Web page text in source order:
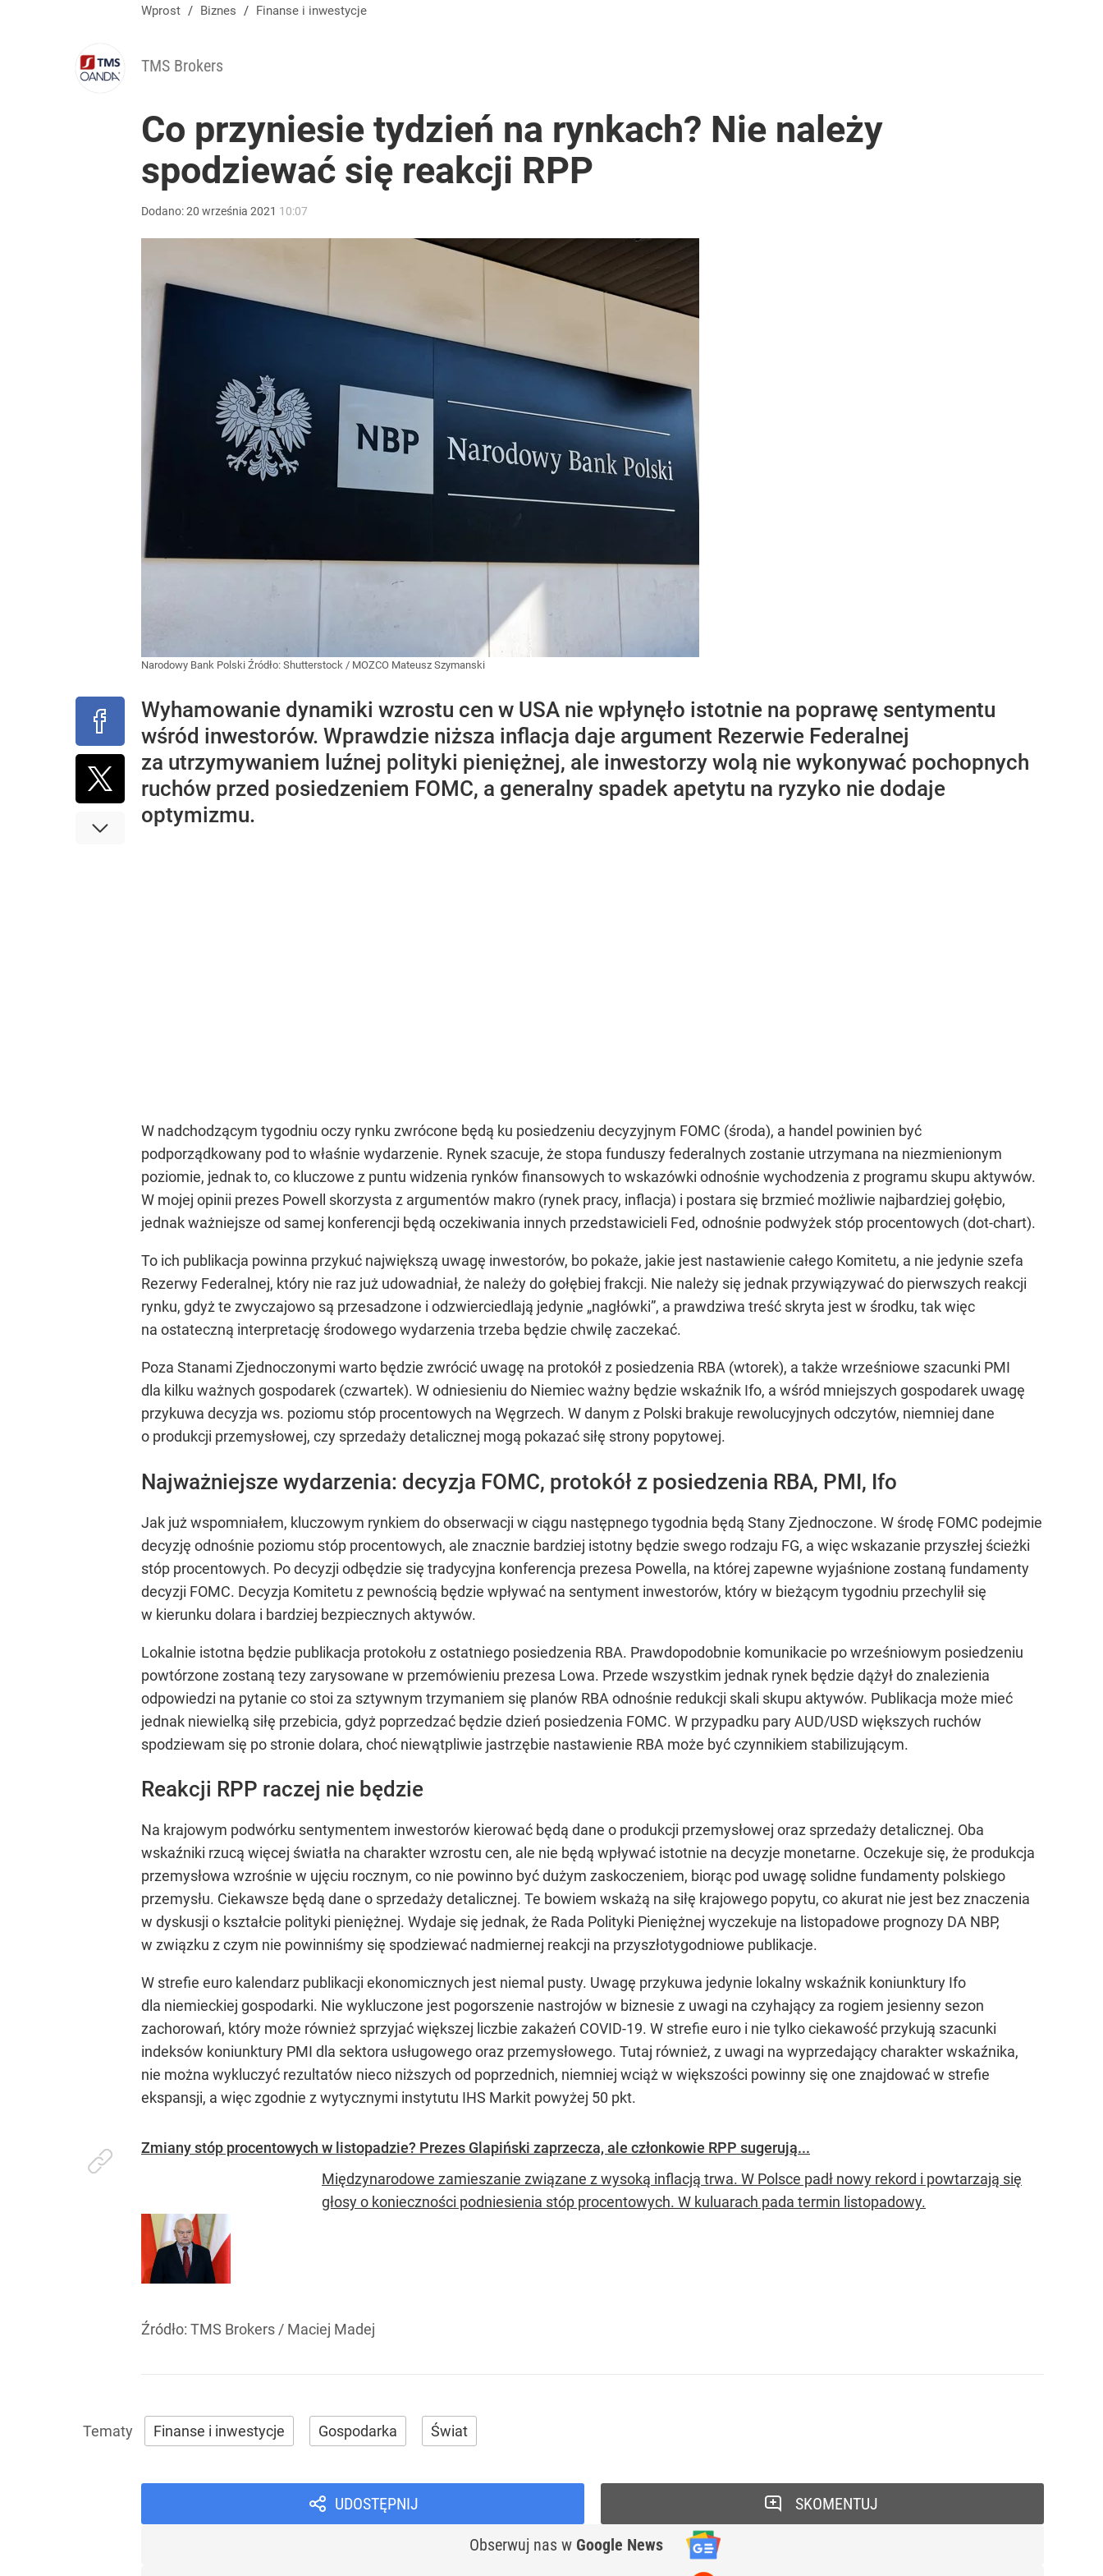
Wprost / Biznes / Finanse i inwestycje
TMS Brokers
Co przyniesie tydzień na rynkach? Nie należy
spodziewać się reakcji RPP
Dodano:20 września 2021 10:07
Narodowy Bank Polski Źródło: Shutterstock / MOZCO Mateusz Szymanski
Wyhamowanie dynamiki wzrostu cen w USA nie wpłynęło istotnie na poprawę sentymentu
wśród inwestorów. Wprawdzie niższa inflacja daje argument Rezerwie Federalnej
za utrzymywaniem luźnej polityki pieniężnej, ale inwestorzy wolą nie wykonywać pochopnych
ruchów przed posiedzeniem FOMC, a generalny spadek apetytu na ryzyko nie dodaje
optymizmu.
W nadchodzącym tygodniu oczy rynku zwrócone będą ku posiedzeniu decyzyjnym FOMC (środa), a handel powinien być
podporządkowany pod to właśnie wydarzenie. Rynek szacuje, że stopa funduszy federalnych zostanie utrzymana na niezmienionym
poziomie, jednak to, co kluczowe z puntu widzenia rynków finansowych to wskazówki odnośnie wychodzenia z programu skupu aktywów.
W mojej opinii prezes Powell skorzysta z argumentów makro (rynek pracy, inflacja) i postara się brzmieć możliwie najbardziej gołębio,
jednak ważniejsze od samej konferencji będą oczekiwania innych przedstawicieli Fed, odnośnie podwyżek stóp procentowych (dot-chart).
To ich publikacja powinna przykuć największą uwagę inwestorów, bo pokaże, jakie jest nastawienie całego Komitetu, a nie jedynie szefa
Rezerwy Federalnej, który nie raz już udowadniał, że należy do gołębiej frakcji. Nie należy się jednak przywiązywać do pierwszych reakcji
rynku, gdyż te zwyczajowo są przesadzone i odzwierciedlają jedynie „nagłówki”, a prawdziwa treść skryta jest w środku, tak więc
na ostateczną interpretację środowego wydarzenia trzeba będzie chwilę zaczekać.
Poza Stanami Zjednoczonymi warto będzie zwrócić uwagę na protokół z posiedzenia RBA (wtorek), a także wrześniowe szacunki PMI
dla kilku ważnych gospodarek (czwartek). W odniesieniu do Niemiec ważny będzie wskaźnik Ifo, a wśród mniejszych gospodarek uwagę
przykuwa decyzja ws. poziomu stóp procentowych na Węgrzech. W danym z Polski brakuje rewolucyjnych odczytów, niemniej dane
o produkcji przemysłowej, czy sprzedaży detalicznej mogą pokazać siłę strony popytowej.
Najważniejsze wydarzenia: decyzja FOMC, protokół z posiedzenia RBA, PMI, Ifo
Jak już wspomniałem, kluczowym rynkiem do obserwacji w ciągu następnego tygodnia będą Stany Zjednoczone. W środę FOMC podejmie
decyzję odnośnie poziomu stóp procentowych, ale znacznie bardziej istotny będzie swego rodzaju FG, a więc wskazanie przyszłej ścieżki
stóp procentowych. Po decyzji odbędzie się tradycyjna konferencja prezesa Powella, na której zapewne wyjaśnione zostaną fundamenty
decyzji FOMC. Decyzja Komitetu z pewnością będzie wpływać na sentyment inwestorów, który w bieżącym tygodniu przechylił się
w kierunku dolara i bardziej bezpiecznych aktywów.
Lokalnie istotna będzie publikacja protokołu z ostatniego posiedzenia RBA. Prawdopodobnie komunikacie po wrześniowym posiedzeniu
powtórzone zostaną tezy zarysowane w przemówieniu prezesa Lowa. Przede wszystkim jednak rynek będzie dążył do znalezienia
odpowiedzi na pytanie co stoi za sztywnym trzymaniem się planów RBA odnośnie redukcji skali skupu aktywów. Publikacja może mieć
jednak niewielką siłę przebicia, gdyż poprzedzać będzie dzień posiedzenia FOMC. W przypadku pary AUD/USD większych ruchów
spodziewam się po stronie dolara, choć niewątpliwie jastrzębie nastawienie RBA może być czynnikiem stabilizującym.
Reakcji RPP raczej nie będzie
Na krajowym podwórku sentymentem inwestorów kierować będą dane o produkcji przemysłowej oraz sprzedaży detalicznej. Oba
wskaźniki rzucą więcej światła na charakter wzrostu cen, ale nie będą wpływać istotnie na decyzje monetarne. Oczekuje się, że produkcja
przemysłowa wzrośnie w ujęciu rocznym, co nie powinno być dużym zaskoczeniem, biorąc pod uwagę solidne fundamenty polskiego
przemysłu. Ciekawsze będą dane o sprzedaży detalicznej. Te bowiem wskażą na siłę krajowego popytu, co akurat nie jest bez znaczenia
w dyskusji o kształcie polityki pieniężnej. Wydaje się jednak, że Rada Polityki Pieniężnej wyczekuje na listopadowe prognozy DA NBP,
w związku z czym nie powinniśmy się spodziewać nadmiernej reakcji na przyszłotygodniowe publikacje.
W strefie euro kalendarz publikacji ekonomicznych jest niemal pusty. Uwagę przykuwa jedynie lokalny wskaźnik koniunktury Ifo
dla niemieckiej gospodarki. Nie wykluczone jest pogorszenie nastrojów w biznesie z uwagi na czyhający za rogiem jesienny sezon
zachorowań, który może również sprzyjać większej liczbie zakażeń COVID-19. W strefie euro i nie tylko ciekawość przykują szacunki
indeksów koniunktury PMI dla sektora usługowego oraz przemysłowego. Tutaj również, z uwagi na wyprzedający charakter wskaźnika,
nie można wykluczyć rezultatów nieco niższych od poprzednich, niemniej wciąż w większości powinny się one znajdować w strefie
ekspansji, a więc zgodnie z wytycznymi instytutu IHS Markit powyżej 50 pkt.
Zmiany stóp procentowych w listopadzie? Prezes Glapiński zaprzecza, ale członkowie RPP sugerują...
Międzynarodowe zamieszanie związane z wysoką inflacją trwa. W Polsce padł nowy rekord i powtarzają się
głosy o konieczności podniesienia stóp procentowych. W kuluarach pada termin listopadowy.
Źródło: TMS Brokers / Maciej Madej
Finanse i inwestycje Gospodarka Świat
UDOSTĘPNIJ
Obserwuj nas w Google News
SKOMENTUJ